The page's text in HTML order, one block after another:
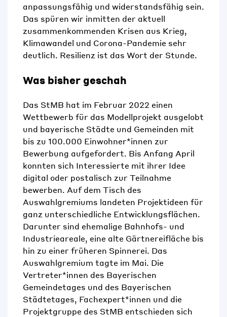
anpassungsfähig und widerstandsfähig sein.
Das spüren wir inmitten der aktuell
zusammenkommenden Krisen aus Krieg,
Klimawandel und Corona-Pandemie sehr
deutlich. Resilienz ist das Wort der Stunde.
Was bisher geschah
Das StMB hat im Februar 2022 einen
Wettbewerb für das Modellprojekt ausgelobt
und bayerische Städte und Gemeinden mit
bis zu 100.000 Einwohner*innen zur
Bewerbung aufgefordert. Bis Anfang April
konnten sich Interessierte mit ihrer Idee
digital oder postalisch zur Teilnahme
bewerben. Auf dem Tisch des
Auswahlgremiums landeten Projektideen für
ganz unterschiedliche Entwicklungsflächen.
Darunter sind ehemalige Bahnhofs- und
Industrieareale, eine alte Gärtnereifläche bis
hin zu einer früheren Spinnerei. Das
Auswahlgremium tagte im Mai. Die
Vertreter*innen des Bayerischen
Gemeindetages und des Bayerischen
Städtetages, Fachexpert*innen und die
Projektgruppe des StMB entschieden sich